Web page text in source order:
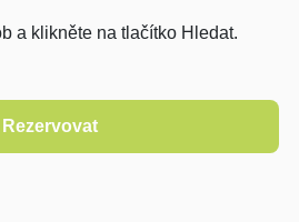
a klikněte na tlačítko Hledat.